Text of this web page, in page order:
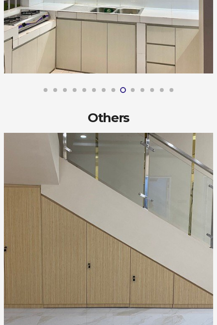
Others